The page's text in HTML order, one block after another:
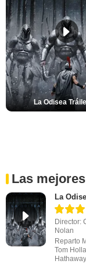
La Odisea
Las
La
Director:
Nolan
Reparto
Tom
Hathaway